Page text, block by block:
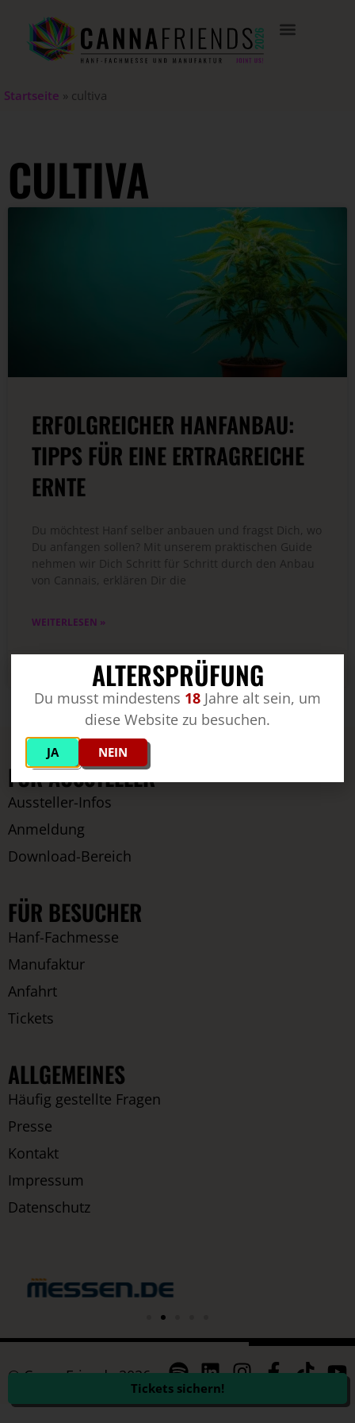
Startseite » cultiva
CULTIVA
ERFOLGREICHER HANFANBAU:
TIPPS FÜR EINE ERTRAGREICHE
ERNTE
Du möchtest Hanf selber anbauen und fragst Dich, wo
Du anfangen sollen? Mit unserem praktischen Guide
nehmen wir Dich Schritt für Schritt durch den Anbau
von Cannais, erklären Dir die
WEITERLESEN »
FÜR AUSSTELLER
Aussteller-Infos
Anmeldung
Download-Bereich
FÜR BESUCHER
Hanf-Fachmesse
Manufaktur
Anfahrt
Tickets
ALLGEMEINES
Häufig gestellte Fragen
Presse
Kontakt
Impressum
Datenschutz
© CannaFriends 2026
Tickets sichern!
ALTERSPRÜFUNG
Du musst mindestens 18 Jahre alt sein, um
diese Website zu besuchen.
JA NEIN